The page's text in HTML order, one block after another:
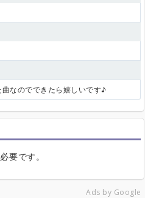
なのでできたら嬉しいです♪
要です。
Ads by Google